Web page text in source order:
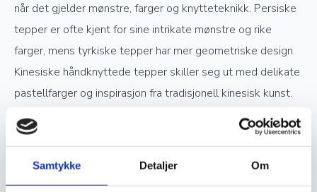
Samtykke Detaljer Om
når det gjelder mønstre, farger og knytteteknikk. Persiske
tepper er ofte kjent for sine intrikate mønstre og rike
farger, mens tyrkiske tepper har mer geometriske design.
Kinesiske håndknyttede tepper skiller seg ut med delikate
pastellfarger og inspirasjon fra tradisjonell kinesisk kunst.
Verdsettelse og investering
Ekte håndknyttede orientalske tepper er ettertraktede